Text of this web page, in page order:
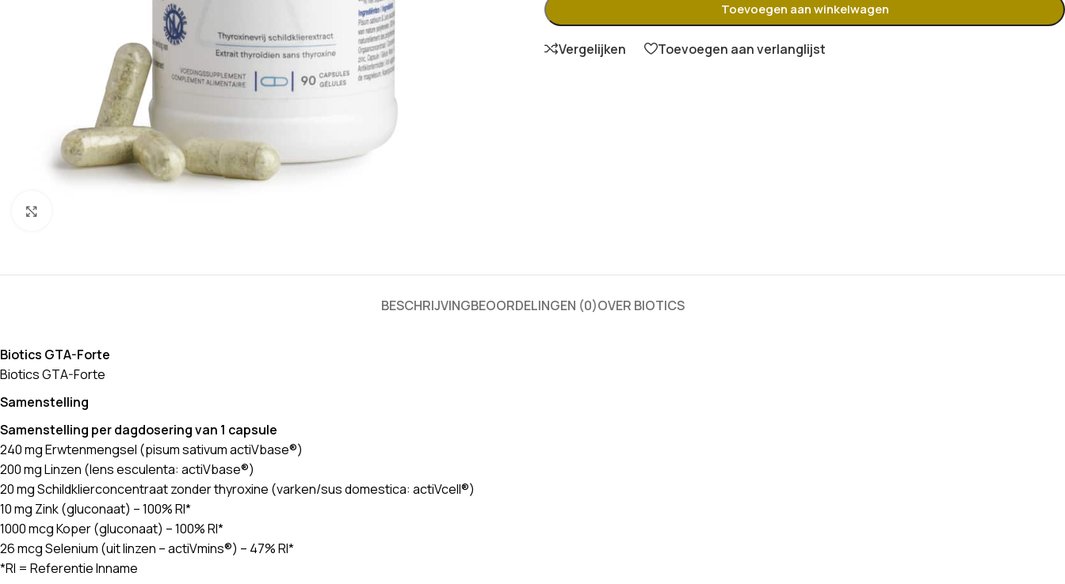
Toevoegen aan winkelwagen
Vergelijken Toevoegen aan verlanglijst
BESCHRIJVINGBEOORDELINGEN (0)OVER BIOTICS
Biotics GTA-Forte
Biotics GTA-Forte
Samenstelling
Samenstelling per dagdosering van 1 capsule
240 mg Erwtenmengsel (pisum sativum actiVbase®)
200 mg Linzen (lens esculenta: actiVbase®)
20 mg Schildklierconcentraat zonder thyroxine (varken/sus domestica: actiVcell®)
10 mg Zink (gluconaat) – 100% RI*
1000 mcg Koper (gluconaat) – 100% RI*
26 mcg Selenium (uit linzen – actiVmins®) – 47% RI*
*RI = Referentie Inname